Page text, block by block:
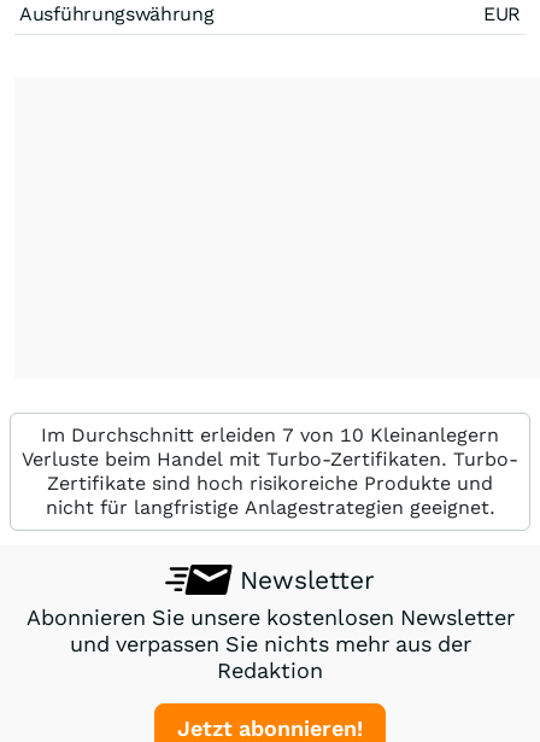
Ausführungswährung
EUR
Im Durchschnitt erleiden 7 von 10 Kleinanlegern
Verluste beim Handel mit Turbo-Zertifikaten. Turbo-
Zertifikate sind hoch risikoreiche Produkte und
nicht für langfristige Anlagestrategien geeignet.
Newsletter
Abonnieren Sie unsere kostenlosen Newsletter
und verpassen Sie nichts mehr aus der
Redaktion
Jetzt abonnieren!